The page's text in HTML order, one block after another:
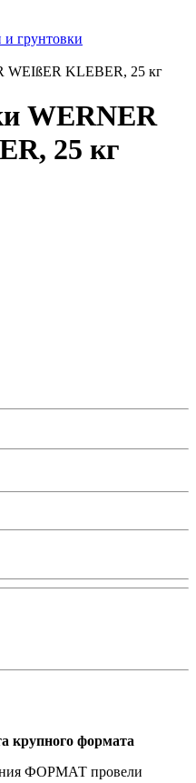
и грунтовки
WEIßER KLEBER, 25 кг
WERNER
25 кг
крупного формата
ФОРМАТ провели